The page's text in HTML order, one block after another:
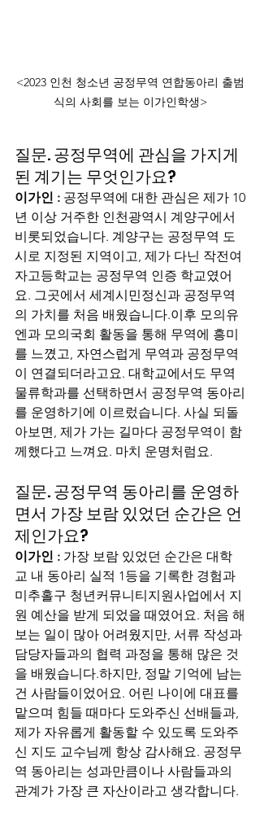
<2023 인천 청소년 공정무역 연합동아리 출범
식의 사회를 보는 이가인학생>
질문. 공정무역에 관심을 가지게
된 계기는 무엇인가요?
이가인 : 공정무역에 대한 관심은 제가 10
년 이상 거주한 인천광역시 계양구에서
비롯되었습니다. 계양구는 공정무역 도
시로 지정된 지역이고, 제가 다닌 작전여
자고등학교는 공정무역 인증 학교였어
요. 그곳에서 세계시민정신과 공정무역
의 가치를 처음 배웠습니다.이후 모의유
엔과 모의국회 활동을 통해 무역에 흥미
를 느꼈고, 자연스럽게 무역과 공정무역
이 연결되더라고요. 대학교에서도 무역
물류학과를 선택하면서 공정무역 동아리
를 운영하기에 이르렀습니다. 사실 되돌
아보면, 제가 가는 길마다 공정무역이 함
께했다고 느껴요. 마치 운명처럼요.
질문. 공정무역 동아리를 운영하
면서 가장 보람 있었던 순간은 언
제인가요?
이가인 : 가장 보람 있었던 순간은 대학
교 내 동아리 실적 1등을 기록한 경험과
미추홀구 청년커뮤니티지원사업에서 지
원 예산을 받게 되었을 때였어요. 처음 해
보는 일이 많아 어려웠지만, 서류 작성과
담당자들과의 협력 과정을 통해 많은 것
을 배웠습니다.하지만, 정말 기억에 남는
건 사람들이었어요. 어린 나이에 대표를
맡으며 힘들 때마다 도와주신 선배들과,
제가 자유롭게 활동할 수 있도록 도와주
신 지도 교수님께 항상 감사해요. 공정무
역 동아리는 성과만큼이나 사람들과의
관계가 가장 큰 자산이라고 생각합니다.